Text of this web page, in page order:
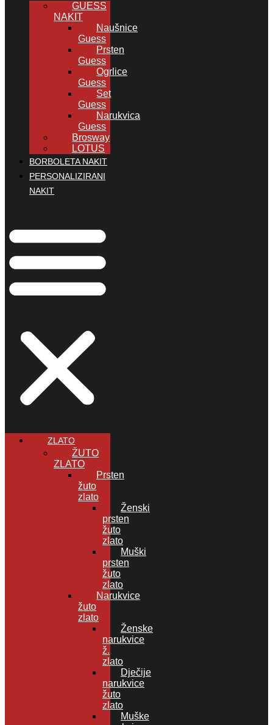
GUESS
NAKIT
Naušnice
Guess
Prsten
Guess
Ogrlice
Guess
Set
Guess
Narukvica
Guess
Brosway
LOTUS
BORBOLETA NAKIT
PERSONALIZIRANI
NAKIT
ZLATO
ŽUTO
ZLATO
Prsten
žuto
zlato
Ženski
prsten
žuto
zlato
Muški
prsten
žuto
zlato
Narukvice
žuto
zlato
Ženske
narukvice
ž.
zlato
Dječije
narukvice
žuto
zlato
Muške